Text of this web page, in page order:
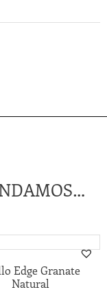
Edge Granate
Natural